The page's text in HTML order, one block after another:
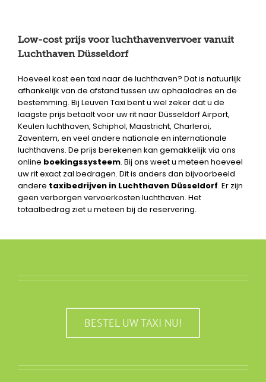
Low-cost prijs voor luchthavenvervoer vanuit
Luchthaven Düsseldorf
Hoeveel kost een taxi naar de luchthaven? Dat is natuurlijk
afhankelijk van de afstand tussen uw ophaaladres en de
bestemming. Bij Leuven Taxi bent u wel zeker dat u de
laagste prijs betaalt voor uw rit naar Düsseldorf Airport,
Keulen luchthaven, Schiphol, Maastricht, Charleroi,
Zaventem, en veel andere nationale en internationale
luchthavens. De prijs berekenen kan gemakkelijk via ons
online boekingssysteem. Bij ons weet u meteen hoeveel
uw rit exact zal bedragen. Dit is anders dan bijvoorbeeld
andere taxibedrijven in Luchthaven Düsseldorf. Er zijn
geen verborgen vervoerkosten luchthaven. Het
totaalbedrag ziet u meteen bij de reservering.
BESTEL UW TAXI NU!